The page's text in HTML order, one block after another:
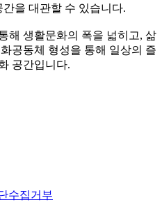
을 대관할 수 있습니다.
해 생활문화의 폭을 넓히고, 삶
공동체 형성을 통해 일상의 즐
공간입니다.
수집거부